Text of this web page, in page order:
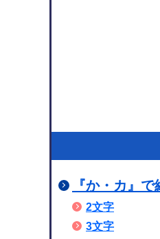
『か・カ』
2文字
3文字